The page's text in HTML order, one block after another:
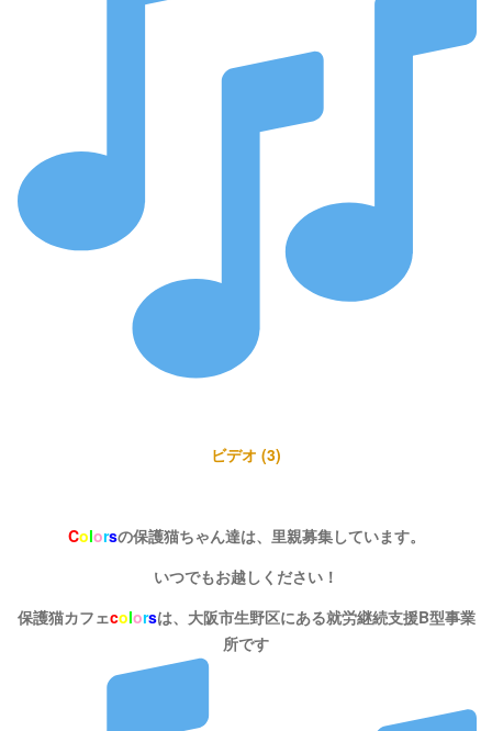
ビデオ (3)
Colorsの保護猫ちゃん達は、里親募集しています。
いつでもお越しください！
保護猫カフェcolorsは、大阪市生野区にある就労継続支援B型事業
所です